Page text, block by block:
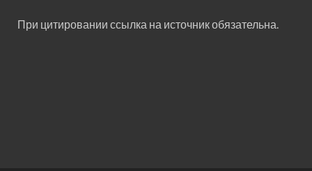
При цитировании ссылка на источник обязательна.